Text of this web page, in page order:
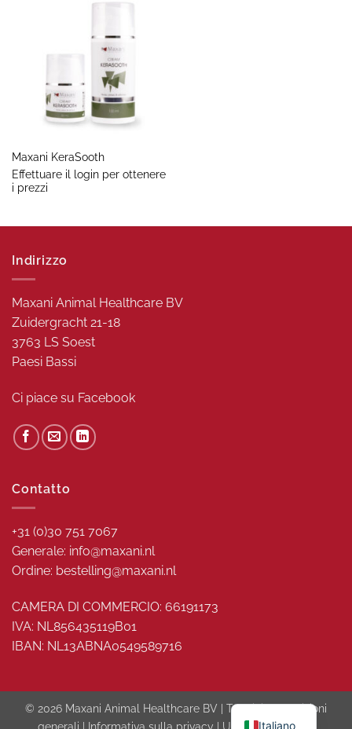
Maxani KeraSooth
Effettuare il login per ottenere
i prezzi
Indirizzo
Maxani Animal Healthcare BV
Zuidergracht 21-18
3763 LS Soest
Paesi Bassi
Ci piace su Facebook
Contatto
+31 (0)30 751 7067
Generale: info@maxani.nl
Ordine: bestelling@maxani.nl
CAMERA DI COMMERCIO: 66191173
IVA: NL856435119B01
IBAN: NL13ABNA0549589716
© 2026 Maxani Animal Healthcare BV | Termini e condizioni
generali | Informativa sulla privacy | Utilizzo dei cookie
Italiano